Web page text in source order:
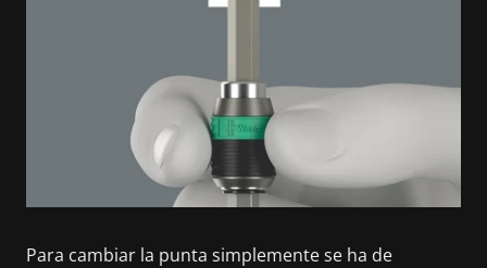
Para cambiar la punta simplemente se ha de